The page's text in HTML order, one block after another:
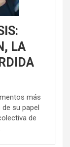
LA
más
su papel
de